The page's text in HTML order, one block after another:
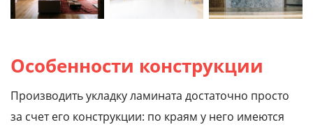
Особенности конструкции
Производить укладку ламината достаточно просто
за счет его конструкции: по краям у него имеются